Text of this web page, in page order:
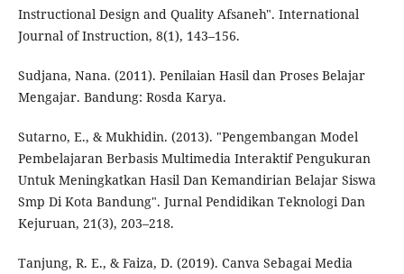
Instructional Design and Quality Afsaneh". International
Journal of Instruction, 8(1), 143–156.
Sudjana, Nana. (2011). Penilaian Hasil dan Proses Belajar
Mengajar. Bandung: Rosda Karya.
Sutarno, E., & Mukhidin. (2013). "Pengembangan Model
Pembelajaran Berbasis Multimedia Interaktif Pengukuran
Untuk Meningkatkan Hasil Dan Kemandirian Belajar Siswa
Smp Di Kota Bandung". Jurnal Pendidikan Teknologi Dan
Kejuruan, 21(3), 203–218.
Tanjung, R. E., & Faiza, D. (2019). Canva Sebagai Media